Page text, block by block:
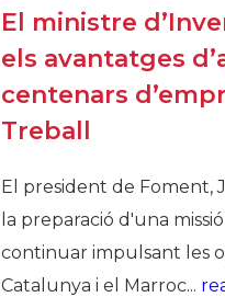
El ministre
els avantatges
centenars
Treball
El president de Foment,
la preparació d'una
continuar impulsant les
Catalunya i el Marroc...